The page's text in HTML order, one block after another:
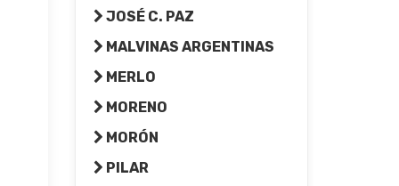
JOSÉ C. PAZ
MALVINAS ARGENTINAS
MERLO
MORENO
MORÓN
PILAR